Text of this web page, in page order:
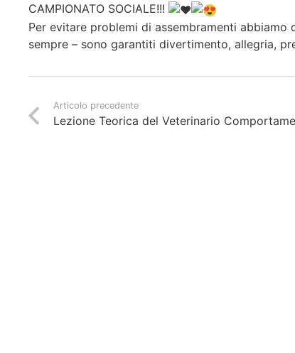
CAMPIONATO SOCIALE!!!
Per evitare problemi di assembramenti
sempre – sono garantiti divertimento, allegria,
Articolo precedente
Lezione Teorica del Veterinario